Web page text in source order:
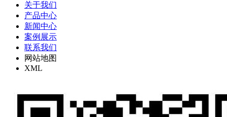
关于我们
产品中心
新闻中心
案例展示
联系我们
网站地图
XML